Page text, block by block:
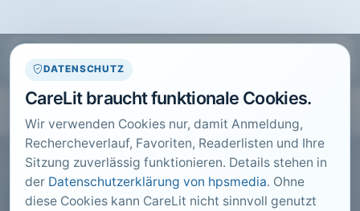
DATENSCHUTZ
CareLit braucht funktionale Cookies.
Wir verwenden Cookies nur, damit Anmeldung,
Rechercheverlauf, Favoriten, Readerlisten und Ihre
Sitzung zuverlässig funktionieren. Details stehen in
der Datenschutzerklärung von hpsmedia. Ohne
diese Cookies kann CareLit nicht sinnvoll genutzt